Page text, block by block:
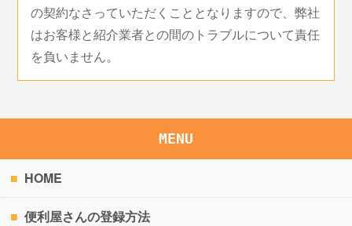
の契約なさっていただくこととなりますので、弊社
はお客様と紹介業者との間のトラブルについて責任
を負いません。
MENU
HOME
便利屋さんの登録方法